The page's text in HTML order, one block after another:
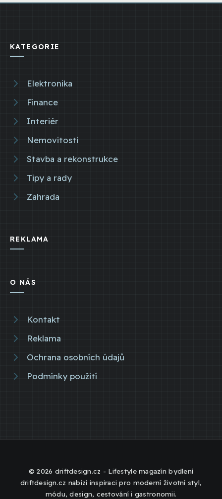
KATEGORIE
Elektronika
Finance
Interiér
Nemovitosti
Stavba a rekonstrukce
Tipy a rady
Zahrada
REKLAMA
O NÁS
Kontakt
Reklama
Ochrana osobních údajů
Podmínky použití
© 2026 driftdesign.cz - Lifestyle magazín bydlení
driftdesign.cz nabízí inspiraci pro moderní životní styl,
módu, design, cestování i gastronomii.